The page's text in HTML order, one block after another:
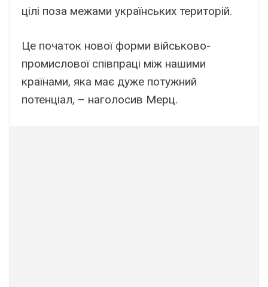
цілі поза межами українських територій.
Це початок нової форми військово-
промислової співпраці між нашими
країнами, яка має дуже потужний
потенціал, – наголосив Мерц.